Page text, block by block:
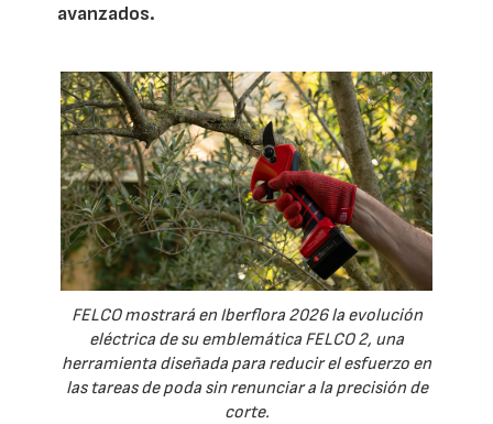
avanzados.
FELCO mostrará en Iberflora 2026 la evolución
eléctrica de su emblemática FELCO 2, una
herramienta diseñada para reducir el esfuerzo en
las tareas de poda sin renunciar a la precisión de
corte.